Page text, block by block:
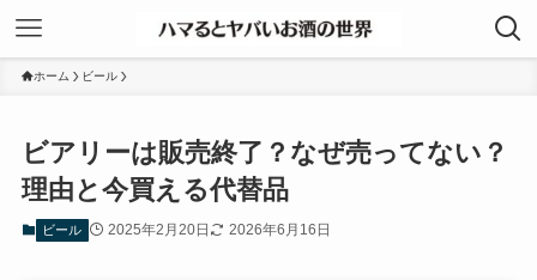
ホーム ビール
ビアリーは販売終了？なぜ売ってない？
理由と今買える代替品
ビール 2025年2月20日 2026年6月16日